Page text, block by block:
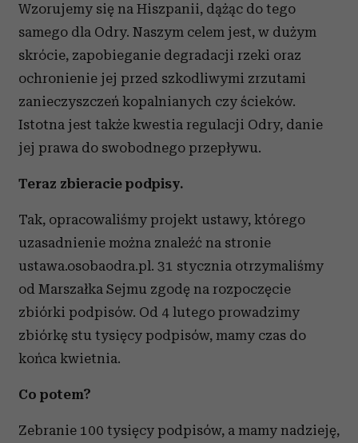
Wzorujemy się na Hiszpanii, dążąc do tego
samego dla Odry. Naszym celem jest, w dużym
skrócie, zapobieganie degradacji rzeki oraz
ochronienie jej przed szkodliwymi zrzutami
zanieczyszczeń kopalnianych czy ścieków.
Istotna jest także kwestia regulacji Odry, danie
jej prawa do swobodnego przepływu.
Teraz zbieracie podpisy.
Tak, opracowaliśmy projekt ustawy, którego
uzasadnienie można znaleźć na stronie
ustawa.osobaodra.pl. 31 stycznia otrzymaliśmy
od Marszałka Sejmu zgodę na rozpoczęcie
zbiórki podpisów. Od 4 lutego prowadzimy
zbiórkę stu tysięcy podpisów, mamy czas do
końca kwietnia.
Co potem?
Zebranie 100 tysięcy podpisów, a mamy nadzieję,